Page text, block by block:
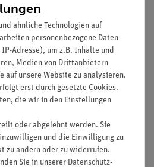
liegt oberhalb der in der
(3,7-fache der aktuellen
ist daher beim Umgang
eine Genehmigung der
erforderlich. D.h. das
einer behördlichen
werden.
andere behördliche Auflagen beim
ähnliche Technologien auf
personenbezogene Daten
Adresse), um z.B. Inhalte und
Medien von Drittanbietern
auf unsere Website zu analysieren.
erst durch gesetzte Cookies.
die wir in den Einstellungen
oder abgelehnt werden. Sie
und die Einwilligung zu
zu ändern oder zu widerrufen.
Sie in unserer Daten­schutz­